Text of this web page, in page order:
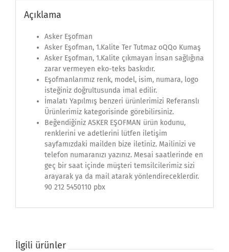
Açıklama
Asker Eşofman
Asker Eşofman, 1.Kalite Ter Tutmaz oQQo Kumaş
Asker Eşofman, 1.Kalite çıkmayan İnsan sağlığına
zarar vermeyen eko-teks baskıdır.
Eşofmanlarımız renk, model, isim, numara, logo
isteğiniz doğrultusunda imal edilir.
İmalatı Yapılmış benzeri ürünlerimizi Referanslı
Ürünlerimiz kategorisinde görebilirsiniz.
Beğendiğiniz ASKER EŞOFMAN ürün kodunu,
renklerini ve adetlerini lütfen iletişim
sayfamızdaki mailden bize iletiniz. Mailinizi ve
telefon numaranızı yazınız. Mesai saatlerinde en
geç bir saat içinde müşteri temsilcilerimiz sizi
arayarak ya da mail atarak yönlendireceklerdir.
90 212 5450110 pbx
İlgili ürünler